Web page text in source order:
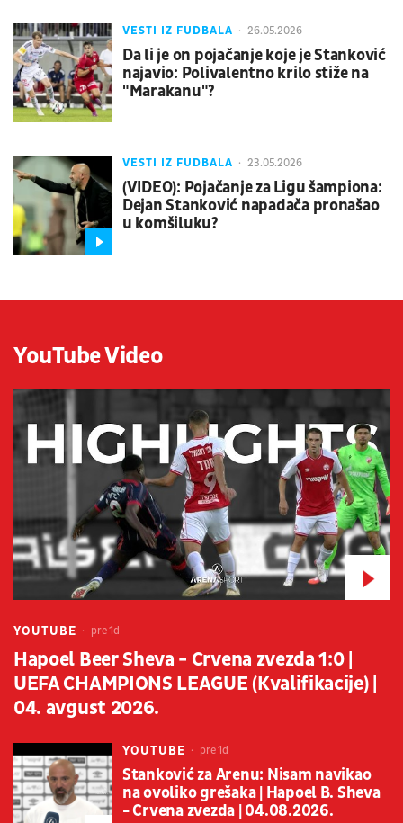
VESTI IZ FUDBALA 26.05.2026
Da li je on pojačanje koje je Stanković
najavio: Polivalentno krilo stiže na
"Marakanu"?
VESTI IZ FUDBALA 23.05.2026
(VIDEO): Pojačanje za Ligu šampiona:
Dejan Stanković napadača pronašao
u komšiluku?
YouTube Video
YOUTUBE pre 1d
Hapoel Beer Sheva - Crvena zvezda 1:0 |
UEFA CHAMPIONS LEAGUE (Kvalifikacije) |
04. avgust 2026.
YOUTUBE pre 1d
Stanković za Arenu: Nisam navikao
na ovoliko grešaka | Hapoel B. Sheva
- Crvena zvezda | 04.08.2026.